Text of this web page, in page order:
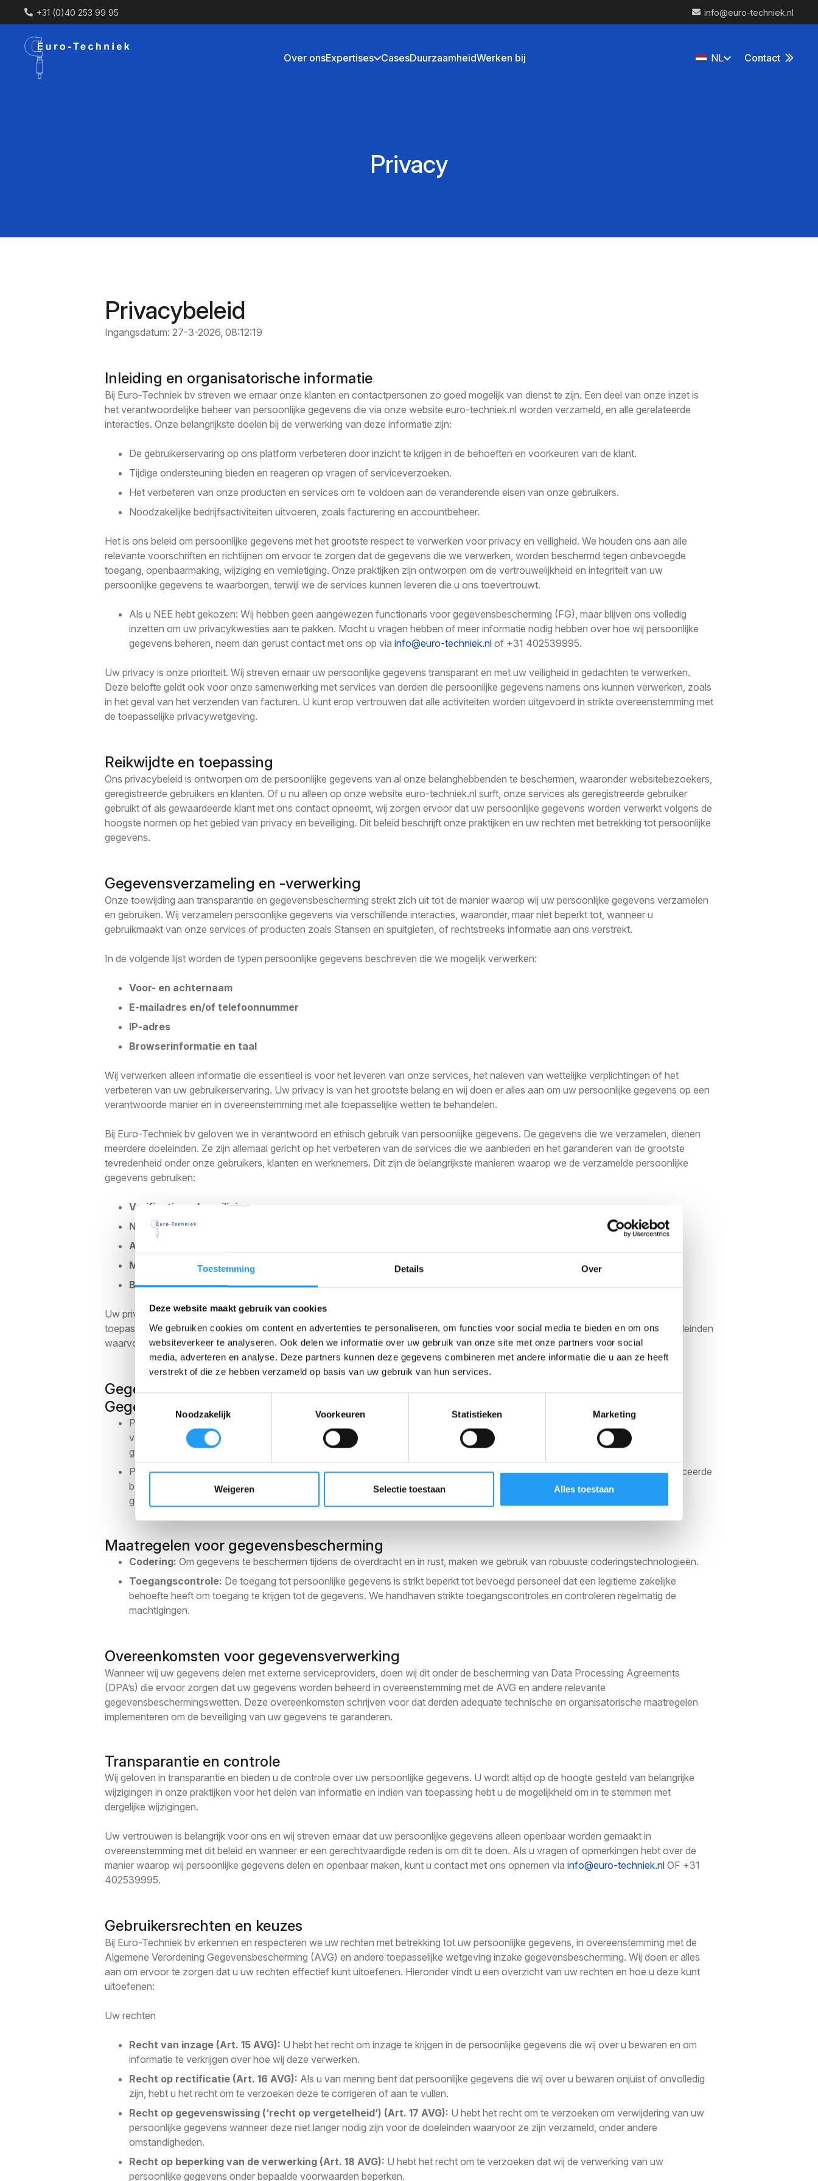
Toestemming Details Over
Deze website maakt gebruik van cookies
We gebruiken cookies om content en advertenties te personaliseren, om functies voor social media te bieden en om ons
websiteverkeer te analyseren. Ook delen we informatie over uw gebruik van onze site met onze partners voor social
media, adverteren en analyse. Deze partners kunnen deze gegevens combineren met andere informatie die u aan ze heeft
verstrekt of die ze hebben verzameld op basis van uw gebruik van hun services.
Noodzakelijk
Voorkeuren Statistieken Marketing
Weigeren Selectie toestaan Alles toestaan
+31 (0)40 253 99 95 info@euro-techniek.nl
Over onsExpertises CasesDuurzaamheidWerken bij NL Contact
Privacy
Privacybeleid
Ingangsdatum: 27-3-2026, 08:12:19
Inleiding en organisatorische informatie
Bij Euro-Techniek bv streven we ernaar onze klanten en contactpersonen zo goed mogelijk van dienst te zijn. Een deel van onze inzet is
het verantwoordelijke beheer van persoonlijke gegevens die via onze website euro-techniek.nl worden verzameld, en alle gerelateerde
interacties. Onze belangrijkste doelen bij de verwerking van deze informatie zijn:
De gebruikerservaring op ons platform verbeteren door inzicht te krijgen in de behoeften en voorkeuren van de klant.
Tijdige ondersteuning bieden en reageren op vragen of serviceverzoeken.
Het verbeteren van onze producten en services om te voldoen aan de veranderende eisen van onze gebruikers.
Noodzakelijke bedrijfsactiviteiten uitvoeren, zoals facturering en accountbeheer.
Het is ons beleid om persoonlijke gegevens met het grootste respect te verwerken voor privacy en veiligheid. We houden ons aan alle
relevante voorschriften en richtlijnen om ervoor te zorgen dat de gegevens die we verwerken, worden beschermd tegen onbevoegde
toegang, openbaarmaking, wijziging en vernietiging. Onze praktijken zijn ontworpen om de vertrouwelijkheid en integriteit van uw
persoonlijke gegevens te waarborgen, terwijl we de services kunnen leveren die u ons toevertrouwt.
Als u NEE hebt gekozen: Wij hebben geen aangewezen functionaris voor gegevensbescherming (FG), maar blijven ons volledig
inzetten om uw privacykwesties aan te pakken. Mocht u vragen hebben of meer informatie nodig hebben over hoe wij persoonlijke
gegevens beheren, neem dan gerust contact met ons op via info@euro-techniek.nl of +31 402539995.
Uw privacy is onze prioriteit. Wij streven ernaar uw persoonlijke gegevens transparant en met uw veiligheid in gedachten te verwerken.
Deze belofte geldt ook voor onze samenwerking met services van derden die persoonlijke gegevens namens ons kunnen verwerken, zoals
in het geval van het verzenden van facturen. U kunt erop vertrouwen dat alle activiteiten worden uitgevoerd in strikte overeenstemming met
de toepasselijke privacywetgeving.
Reikwijdte en toepassing
Ons privacybeleid is ontworpen om de persoonlijke gegevens van al onze belanghebbenden te beschermen, waaronder websitebezoekers,
geregistreerde gebruikers en klanten. Of u nu alleen op onze website euro-techniek.nl surft, onze services als geregistreerde gebruiker
gebruikt of als gewaardeerde klant met ons contact opneemt, wij zorgen ervoor dat uw persoonlijke gegevens worden verwerkt volgens de
hoogste normen op het gebied van privacy en beveiliging. Dit beleid beschrijft onze praktijken en uw rechten met betrekking tot persoonlijke
gegevens.
Gegevensverzameling en -verwerking
Onze toewijding aan transparantie en gegevensbescherming strekt zich uit tot de manier waarop wij uw persoonlijke gegevens verzamelen
en gebruiken. Wij verzamelen persoonlijke gegevens via verschillende interacties, waaronder, maar niet beperkt tot, wanneer u
gebruikmaakt van onze services of producten zoals Stansen en spuitgieten, of rechtstreeks informatie aan ons verstrekt.
In de volgende lijst worden de typen persoonlijke gegevens beschreven die we mogelijk verwerken:
Voor- en achternaam
E-mailadres en/of telefoonnummer
IP-adres
Browserinformatie en taal
Wij verwerken alleen informatie die essentieel is voor het leveren van onze services, het naleven van wettelijke verplichtingen of het
verbeteren van uw gebruikerservaring. Uw privacy is van het grootste belang en wij doen er alles aan om uw persoonlijke gegevens op een
verantwoorde manier en in overeenstemming met alle toepasselijke wetten te behandelen.
Bij Euro-Techniek bv geloven we in verantwoord en ethisch gebruik van persoonlijke gegevens. De gegevens die we verzamelen, dienen
meerdere doeleinden. Ze zijn allemaal gericht op het verbeteren van de services die we aanbieden en het garanderen van de grootste
tevredenheid onder onze gebruikers, klanten en werknemers. Dit zijn de belangrijkste manieren waarop we de verzamelde persoonlijke
gegevens gebruiken:
Verificatie en beveiliging
Naleving van wettelijke verplichtingen
Analyse en prestatietracking
Marketing en reclame
Betrokkenheid en behoud van gebruikers
Uw privacy is onze prioriteit. Wij verwerken uw persoonlijke gegevens transparant en in overeenstemming met uw voorkeuren en de
toepasselijke privacywetgeving. Wij doen er alles aan om ervoor te zorgen dat uw gegevens uitsluitend worden gebruikt voor de doeleinden
waarvoor ze zijn verzameld en op manieren die u hebt geautoriseerd.
Gegevensopslag en -beveiliging
Gegevensopslag
Persoonlijke gegevens worden opgeslagen op beveiligde servers in NL. Voor services die internationale gegevensoverdracht
vereisen, zorgen wij ervoor dat dergelijke overdrachten voldoen aan alle toepasselijke wetten en dat er standaarden voor
gegevensbescherming worden gehandhaafd die gelijkwaardig zijn aan die op onze primaire locatie.
Partners voor data hosting: Wij werken samen met gerenommeerde aanbieders van data hosting die zich inzetten voor geavanceerde
beveiligingsmaatregelen. Deze partners worden geselecteerd op basis van hun naleving van strenge normen voor
gegevensbescherming.
Maatregelen voor gegevensbescherming
Codering: Om gegevens te beschermen tijdens de overdracht en in rust, maken we gebruik van robuuste coderingstechnologieën.
Toegangscontrole: De toegang tot persoonlijke gegevens is strikt beperkt tot bevoegd personeel dat een legitieme zakelijke
behoefte heeft om toegang te krijgen tot de gegevens. We handhaven strikte toegangscontroles en controleren regelmatig de
machtigingen.
Overeenkomsten voor gegevensverwerking
Wanneer wij uw gegevens delen met externe serviceproviders, doen wij dit onder de bescherming van Data Processing Agreements
(DPA’s) die ervoor zorgen dat uw gegevens worden beheerd in overeenstemming met de AVG en andere relevante
gegevensbeschermingswetten. Deze overeenkomsten schrijven voor dat derden adequate technische en organisatorische maatregelen
implementeren om de beveiliging van uw gegevens te garanderen.
Transparantie en controle
Wij geloven in transparantie en bieden u de controle over uw persoonlijke gegevens. U wordt altijd op de hoogte gesteld van belangrijke
wijzigingen in onze praktijken voor het delen van informatie en indien van toepassing hebt u de mogelijkheid om in te stemmen met
dergelijke wijzigingen.
Uw vertrouwen is belangrijk voor ons en wij streven ernaar dat uw persoonlijke gegevens alleen openbaar worden gemaakt in
overeenstemming met dit beleid en wanneer er een gerechtvaardigde reden is om dit te doen. Als u vragen of opmerkingen hebt over de
manier waarop wij persoonlijke gegevens delen en openbaar maken, kunt u contact met ons opnemen via info@euro-techniek.nl OF +31
402539995.
Gebruikersrechten en keuzes
Bij Euro-Techniek bv erkennen en respecteren we uw rechten met betrekking tot uw persoonlijke gegevens, in overeenstemming met de
Algemene Verordening Gegevensbescherming (AVG) en andere toepasselijke wetgeving inzake gegevensbescherming. Wij doen er alles
aan om ervoor te zorgen dat u uw rechten effectief kunt uitoefenen. Hieronder vindt u een overzicht van uw rechten en hoe u deze kunt
uitoefenen:
Uw rechten
Recht van inzage (Art. 15 AVG): U hebt het recht om inzage te krijgen in de persoonlijke gegevens die wij over u bewaren en om
informatie te verkrijgen over hoe wij deze verwerken.
Recht op rectificatie (Art. 16 AVG): Als u van mening bent dat persoonlijke gegevens die wij over u bewaren onjuist of onvolledig
zijn, hebt u het recht om te verzoeken deze te corrigeren of aan te vullen.
Recht op gegevenswissing (‘recht op vergetelheid’) (Art. 17 AVG): U hebt het recht om te verzoeken om verwijdering van uw
persoonlijke gegevens wanneer deze niet langer nodig zijn voor de doeleinden waarvoor ze zijn verzameld, onder andere
omstandigheden.
Recht op beperking van de verwerking (Art. 18 AVG): U hebt het recht om te verzoeken dat wij de verwerking van uw
persoonlijke gegevens onder bepaalde voorwaarden beperken.